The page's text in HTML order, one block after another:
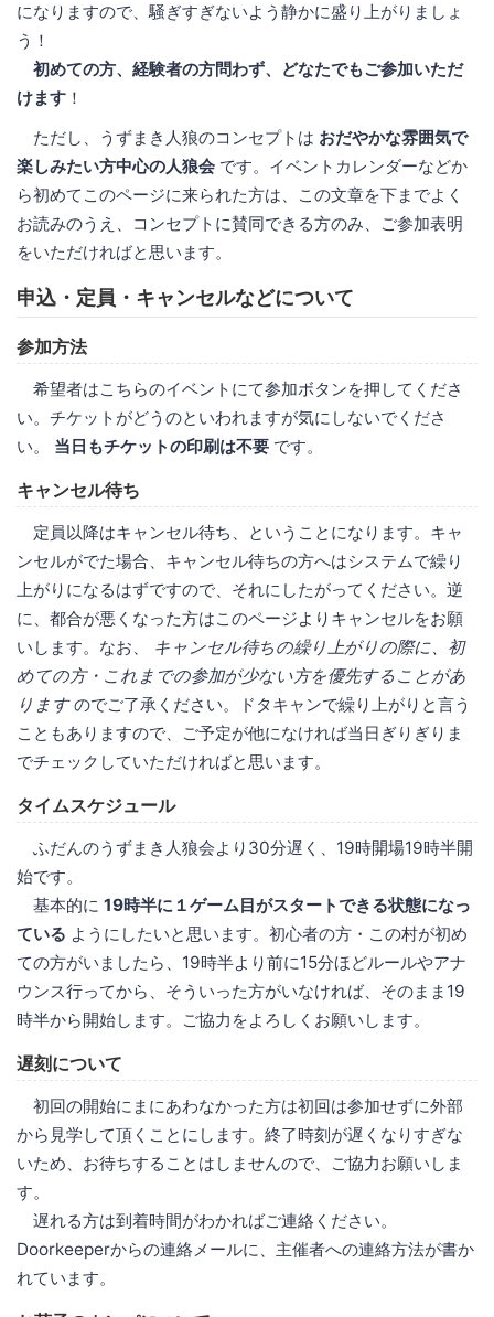
になりますので、騒ぎすぎないよう静かに盛り上がりましょ
う！
初めての方、経験者の方問わず、どなたでもご参加いただ
けます ！
ただし、うずまき人狼のコンセプトは おだやかな雰囲気で
楽しみたい方中心の人狼会 です。イベントカレンダーなどか
ら初めてこのページに来られた方は、この文章を下までよく
お読みのうえ、コンセプトに賛同できる方のみ、ご参加表明
をいただければと思います。
申込・定員・キャンセルなどについて
参加方法
希望者はこちらのイベントにて参加ボタンを押してくださ
い。チケットがどうのといわれますが気にしないでくださ
い。 当日もチケットの印刷は不要 です。
キャンセル待ち
定員以降はキャンセル待ち、ということになります。キャ
ンセルがでた場合、キャンセル待ちの方へはシステムで繰り
上がりになるはずですので、それにしたがってください。逆
に、都合が悪くなった方はこのページよりキャンセルをお願
いします。なお、
キャンセル待ちの繰り上がりの際に、初
めての方・これまでの参加が少ない方を優先することがあ
りますのでご了承ください。ドタキャンで繰り上がりと言う
こともありますので、ご予定が他になければ当日ぎりぎりま
でチェックしていただければと思います。
タイムスケジュール
ふだんのうずまき人狼会より30分遅く、19時開場19時半開
始です。
基本的に 19時半に１ゲーム目がスタートできる状態になっ
ている ようにしたいと思います。初心者の方・この村が初め
ての方がいましたら、19時半より前に15分ほどルールやアナ
ウンス行ってから、そういった方がいなければ、そのまま19
時半から開始します。ご協力をよろしくお願いします。
遅刻について
初回の開始にまにあわなかった方は初回は参加せずに外部
から見学して頂くことにします。終了時刻が遅くなりすぎな
いため、お待ちすることはしませんので、ご協力お願いしま
す。
遅れる方は到着時間がわかればご連絡ください。
Doorkeeperからの連絡メールに、主催者への連絡方法が書か
れています。